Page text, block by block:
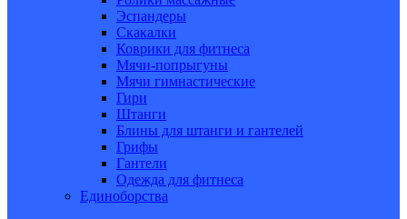
Эспандеры
Скакалки
Коврики для фитнеса
Мячи-попрыгуны
Мячи гимнастические
Гири
Штанги
Блины для штанги и гантелей
Грифы
Гантели
Одежда для фитнеса
Единоборства